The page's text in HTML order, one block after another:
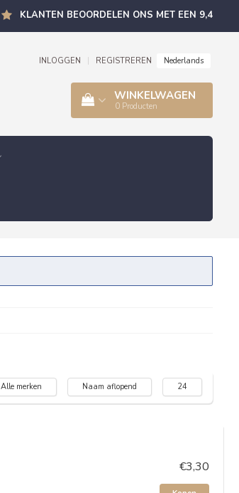
KLANTEN BEOORDELEN ONS MET EEN 9,4
INLOGGEN REGISTREREN Nederlands
WINKELWAGEN
0 Producten
Alle merken Naam aflopend 24
€3,30